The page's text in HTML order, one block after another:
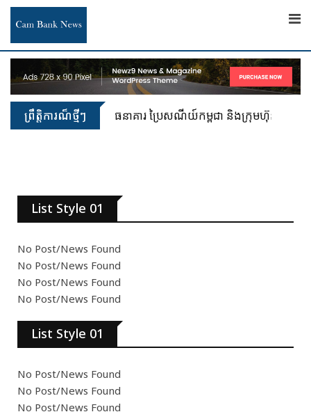
ព្រឹត្តិការណ៏ថ្មីៗ ធនាគារ ប្រៃសណីយ៍កម្ពុជា និងក្រុមហ៊ុន អាយជី អ
List Style 01
No Post/News Found
No Post/News Found
No Post/News Found
No Post/News Found
List Style 01
No Post/News Found
No Post/News Found
No Post/News Found